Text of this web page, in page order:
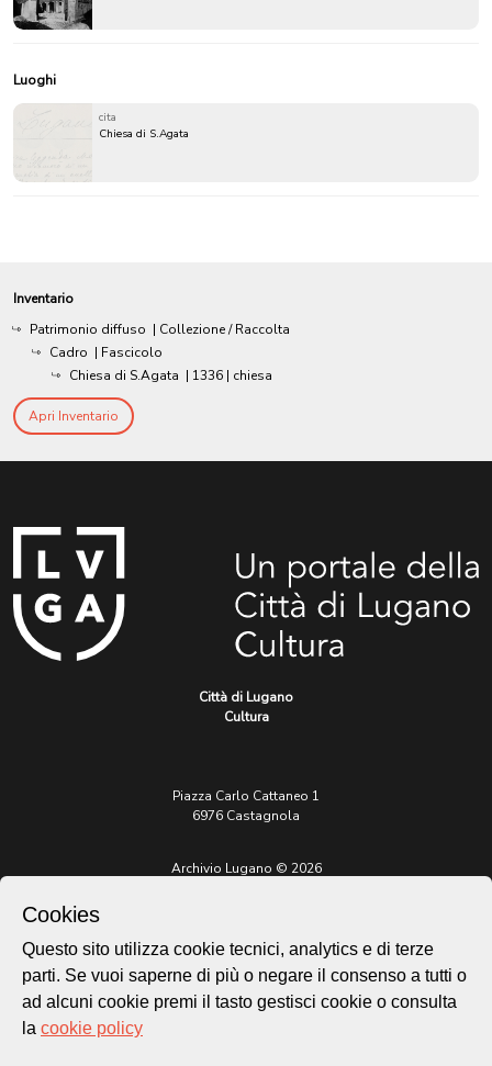
Luoghi
cita
Chiesa di S.Agata
Inventario
Patrimonio diffuso | Collezione / Raccolta
Cadro | Fascicolo
Chiesa di S.Agata | 1336 | chiesa
Apri Inventario
Città di Lugano
Cultura
Piazza Carlo Cattaneo 1
6976 Castagnola
Archivio Lugano © 2026
t. +41 58 866 68 50
Sito istituzionale:
lugano.ch
Cookies
Questo sito utilizza cookie tecnici, analytics e di terze
parti. Se vuoi saperne di più o negare il consenso a tutti o
ad alcuni cookie premi il tasto gestisci cookie o consulta
la cookie policy